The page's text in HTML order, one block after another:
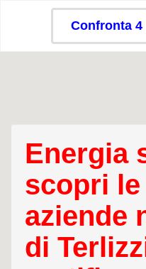
Confronta
Energia
scopri
aziende
di